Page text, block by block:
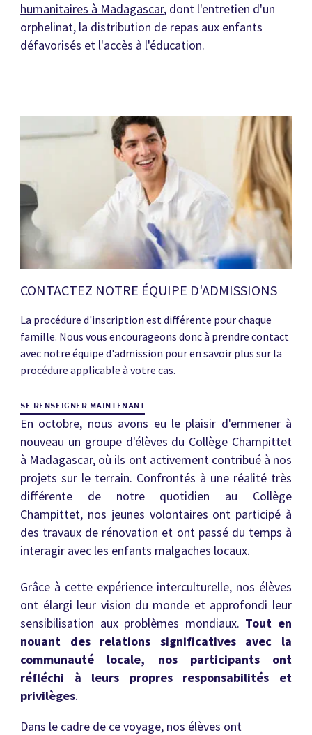
humanitaires à Madagascar, dont l'entretien d'un
orphelinat, la distribution de repas aux enfants
défavorisés et l'accès à l'éducation.
CONTACTEZ NOTRE ÉQUIPE D'ADMISSIONS
La procédure d'inscription est différente pour chaque
famille. Nous vous encourageons donc à prendre contact
avec notre équipe d'admission pour en savoir plus sur la
procédure applicable à votre cas.
SE RENSEIGNER MAINTENANT
En octobre, nous avons eu le plaisir d'emmener à
nouveau un groupe d'élèves du Collège Champittet
à Madagascar, où ils ont activement contribué à nos
projets sur le terrain. Confrontés à une réalité très
différente de notre quotidien au Collège
Champittet, nos jeunes volontaires ont participé à
des travaux de rénovation et ont passé du temps à
interagir avec les enfants malgaches locaux.
Grâce à cette expérience interculturelle, nos élèves
ont élargi leur vision du monde et approfondi leur
sensibilisation aux problèmes mondiaux. Tout en
nouant des relations significatives avec la
communauté locale, nos participants ont
réfléchi à leurs propres responsabilités et
privilèges.
Dans le cadre de ce voyage, nos élèves ont